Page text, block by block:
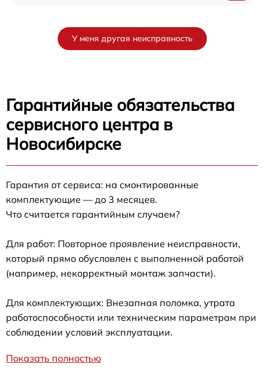
У меня другая неисправность
Гарантийные обязательства
сервисного центра в
Новосибирске
Гарантия от сервиса: на смонтированные
комплектующие — до 3 месяцев.
Что считается гарантийным случаем?
Для работ: Повторное проявление неисправности,
который прямо обусловлен с выполненной работой
(например, некорректный монтаж запчасти).
Для комплектующих: Внезапная поломка, утрата
работоспособности или техническим параметрам при
соблюдении условий эксплуатации.
Показать полностью